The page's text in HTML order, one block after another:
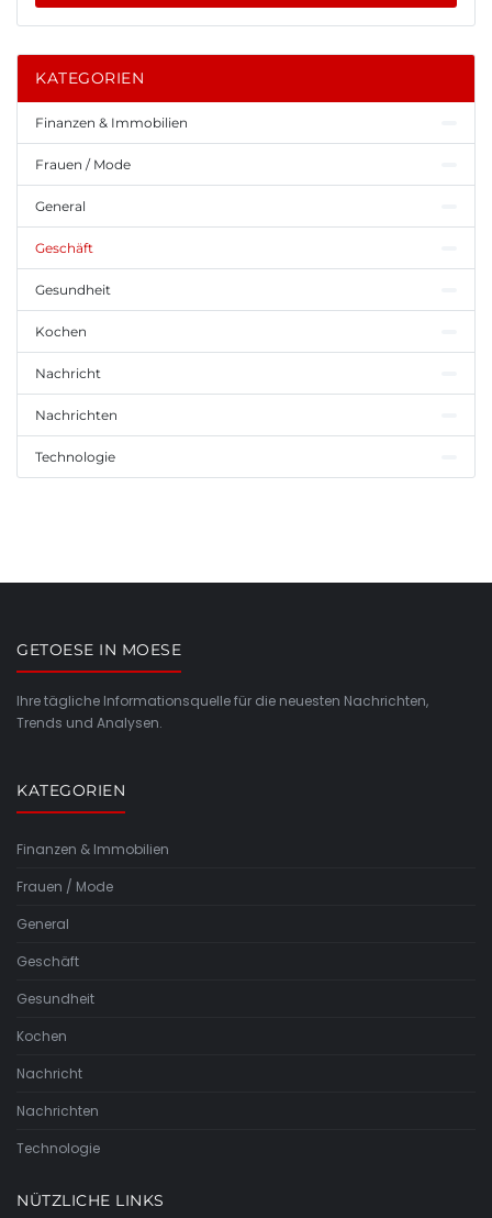
KATEGORIEN
Finanzen & Immobilien
Frauen / Mode
General
Geschäft
Gesundheit
Kochen
Nachricht
Nachrichten
Technologie
GETOESE IN MOESE
Ihre tägliche Informationsquelle für die neuesten Nachrichten,
Trends und Analysen.
KATEGORIEN
Finanzen & Immobilien
Frauen / Mode
General
Geschäft
Gesundheit
Kochen
Nachricht
Nachrichten
Technologie
NÜTZLICHE LINKS